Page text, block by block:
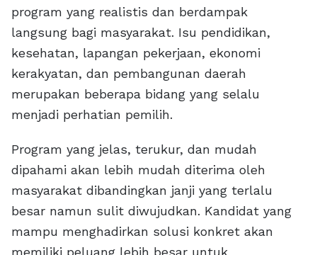
program yang realistis dan berdampak
langsung bagi masyarakat. Isu pendidikan,
kesehatan, lapangan pekerjaan, ekonomi
kerakyatan, dan pembangunan daerah
merupakan beberapa bidang yang selalu
menjadi perhatian pemilih.
Program yang jelas, terukur, dan mudah
dipahami akan lebih mudah diterima oleh
masyarakat dibandingkan janji yang terlalu
besar namun sulit diwujudkan. Kandidat yang
mampu menghadirkan solusi konkret akan
memiliki peluang lebih besar untuk